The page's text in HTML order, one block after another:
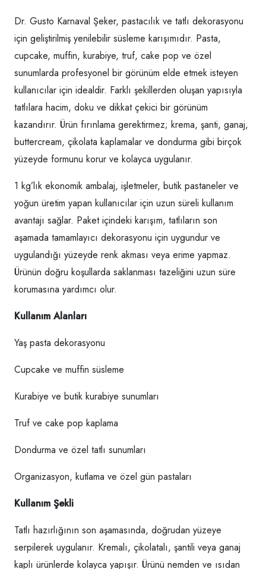
Dr. Gusto Karnaval Şeker, pastacılık ve tatlı dekorasyonu
için geliştirilmiş yenilebilir süsleme karışımıdır. Pasta,
cupcake, muffin, kurabiye, truf, cake pop ve özel
sunumlarda profesyonel bir görünüm elde etmek isteyen
kullanıcılar için idealdir. Farklı şekillerden oluşan yapısıyla
tatlılara hacim, doku ve dikkat çekici bir görünüm
kazandırır. Ürün fırınlama gerektirmez; krema, şanti, ganaj,
buttercream, çikolata kaplamalar ve dondurma gibi birçok
yüzeyde formunu korur ve kolayca uygulanır.
1 kg’lık ekonomik ambalaj, işletmeler, butik pastaneler ve
yoğun üretim yapan kullanıcılar için uzun süreli kullanım
avantajı sağlar. Paket içindeki karışım, tatlıların son
aşamada tamamlayıcı dekorasyonu için uygundur ve
uygulandığı yüzeyde renk akması veya erime yapmaz.
Ürünün doğru koşullarda saklanması tazeliğini uzun süre
korumasına yardımcı olur.
Kullanım Alanları
Yaş pasta dekorasyonu
Cupcake ve muffin süsleme
Kurabiye ve butik kurabiye sunumları
Truf ve cake pop kaplama
Dondurma ve özel tatlı sunumları
Organizasyon, kutlama ve özel gün pastaları
Kullanım Şekli
Tatlı hazırlığının son aşamasında, doğrudan yüzeye
serpilerek uygulanır. Kremalı, çikolatalı, şantili veya ganaj
kaplı ürünlerde kolayca yapışır. Ürünü nemden ve ısıdan